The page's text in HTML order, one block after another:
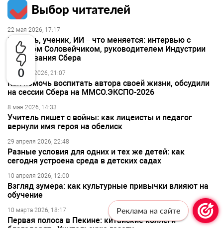
0
Выбор читателей
22 мая 2026, 17:17
Учитель, ученик, ИИ – что меняется: интервью с
Артёмом Соловейчиком, руководителем Индустрии
образования Сбера
9 апреля 2026, 21:07
Как помочь воспитать автора своей жизни, обсудили
на сессии Сбера на ММСО.ЭКСПО-2026
8 мая 2026, 14:33
Учитель пишет с войны: как лицеисты и педагог
вернули имя героя на обелиск
29 апреля 2026, 22:48
Разные условия для одних и тех же детей: как
сегодня устроена среда в детских садах
10 апреля 2026, 12:00
Взгляд зумера: как культурные привычки влияют на
обучение
10 марта 2026, 18:17
Первая полоса в Пекине: китайские коллеги
Реклама на сайте